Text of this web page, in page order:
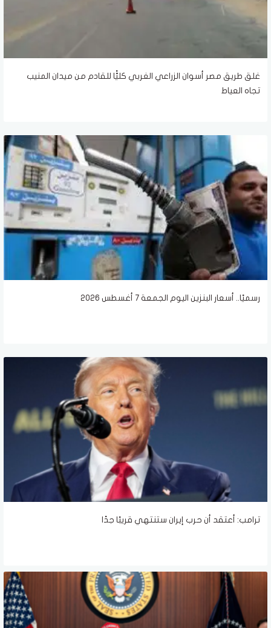
غلق طريق مصر أسوان الزراعي الغربي كليًّا للقادم من ميدان المنيب
تجاه العياط
رسميًا.. أسعار البنزين اليوم الجمعة 7 أغسطس 2026
ترامب: أعتقد أن حرب إيران ستنتهي قريبًا جدًا